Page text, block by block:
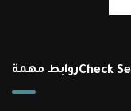
روابط مهمةCheck